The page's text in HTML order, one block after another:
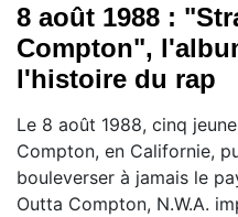
8 août 1988 :
Compton",
l'histoire du rap
Le 8 août 1988, cinq
Compton, en Californie,
bouleverser à jamais le
Outta Compton, N.W.A.